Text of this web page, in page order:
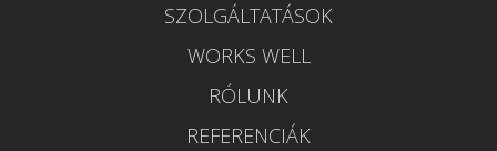
SZOLGÁLTATÁSOK
WORKS WELL
RÓLUNK
REFERENCIÁK